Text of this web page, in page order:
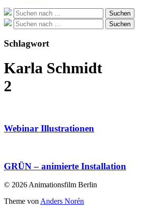
Suche
nach:
Suchen
Suche
nach:
Suchen
Schlagwort
Karla Schmidt
2
Webinar Illustrationen
GRÜN – animierte Installation
© 2026 Animationsfilm Berlin
Theme vonAnders Norén